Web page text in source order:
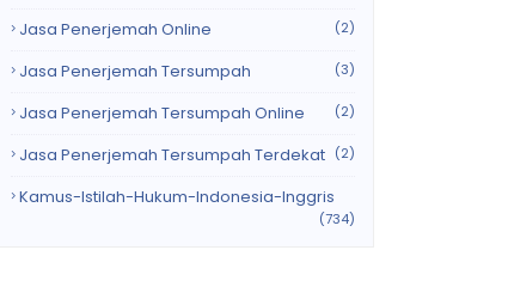
Jasa Penerjemah Online (2)
Jasa Penerjemah Tersumpah (3)
Jasa Penerjemah Tersumpah Online (2)
Jasa Penerjemah Tersumpah Terdekat (2)
Kamus-Istilah-Hukum-Indonesia-Inggris
(734)